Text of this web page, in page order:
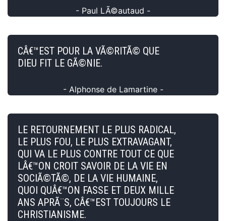
- Paul LÃ©autaud -
CÂ€™EST POUR LA VÃ©RITÃ© QUE
DIEU FIT LE GÃ©NIE.
- Alphonse de Lamartine -
LE RETOURNEMENT LE PLUS RADICAL,
LE PLUS FOU, LE PLUS EXTRAVAGANT,
QUI VA LE PLUS CONTRE TOUT CE QUE
LÂ€™ON CROIT SAVOIR DE LA VIE EN
SOCIÃ©TÃ©, DE LA VIE HUMAINE,
QUOI QUÂ€™ON FASSE ET DEUX MILLE
ANS APRÃ¨S, CÂ€™EST TOUJOURS LE
CHRISTIANISME.